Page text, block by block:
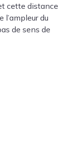
cette distance
l’ampleur du
de sens de